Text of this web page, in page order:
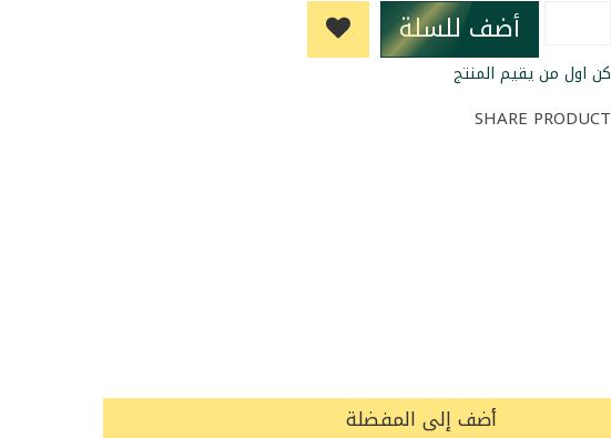
أضف للسلة
كن اول من يقيم المنتج
SHARE PRODUCT
أضف إلى المفضلة